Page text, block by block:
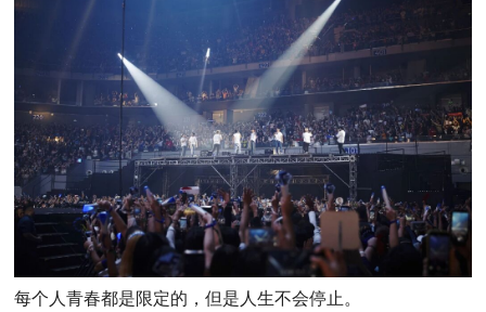
每个人青春都是限定的，但是人生不会停止 。